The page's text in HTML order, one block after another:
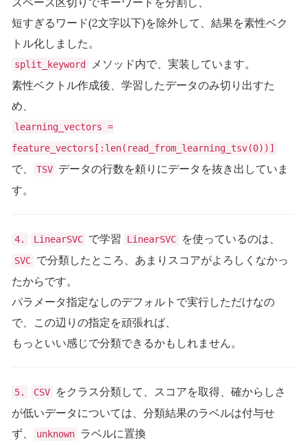
短すぎるワード(2文字以下)を除外して、結果を素性ベク
トル化しました。
split_keyword
メソッド内で、実装しています。
素性ベクトル作成後、学習したデータのみ切り出すた
め、
learning_vectors =
feature_vectors[:len(read_from_learning_tsv(0))]
で、 TSV データの行数を頼りにデータを抜き出していま
す。
4. LinearSVC で学習 LinearSVC を使っているのは、
SVC で分類したところ、あまりスコアがよろしくなかっ
たからです。
パラメータ指定なしのデフォルトで実行しただけなの
で、この辺りの指定を頑張れば、
もっといい感じで分類できるかもしれません。
5. CSV
をクラス分類して、スコアを取得、確からしさ
が低いデータについては、分類結果のラベルは付与せ
ず、
unknown ラベルに置換